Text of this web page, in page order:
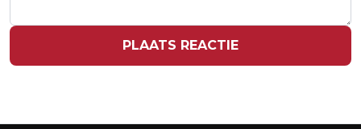
PLAATS REACTIE